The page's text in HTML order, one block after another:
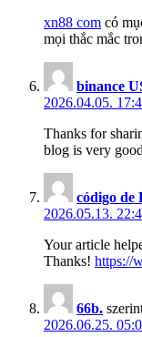
xn88 com có
mọi thắc mắc
binance
2026.04.05.
Thanks for
blog is very
código de
2026.05.13.
Your article
Thanks! https://
66b.
2026.06.25.